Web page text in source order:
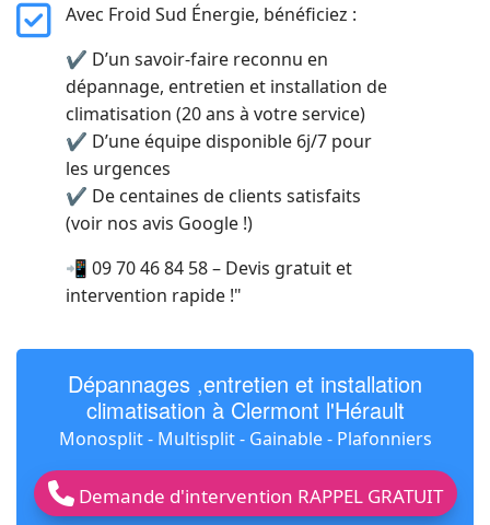
far
fa-
square-
check
Avec Froid Sud Énergie, bénéficiez :
✔ D’un savoir-faire reconnu en
dépannage, entretien et installation de
climatisation (20 ans à votre service)
✔ D’une équipe disponible 6j/7 pour
les urgences
✔ De centaines de clients satisfaits
(voir nos avis Google !)
📲 09 70 46 84 58 – Devis gratuit et
intervention rapide !"
Dépannages ,entretien et installation
climatisation à Clermont l'Hérault
Monosplit - Multisplit - Gainable - Plafonniers
Demande d'intervention RAPPEL GRATUIT